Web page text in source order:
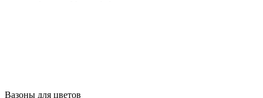
Вазоны для цветов